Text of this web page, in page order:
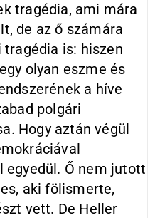
tragédia, ami mára
de az ő számára
is: hiszen
olyan eszme és
a híve
polgári
Hogy aztán végül
egyedül. Ő nem jutott
aki fölismerte,
vett. De Heller